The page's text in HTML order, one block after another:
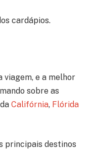
cardápios.
viagem, e a melhor
sobre as
Califórnia, Flórida
principais destinos